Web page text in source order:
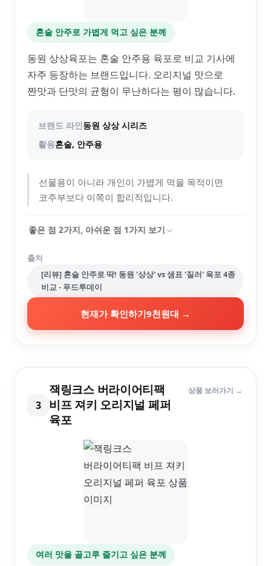
혼술 안주로 가볍게 먹고 싶은 분께
동원 상상육포는 혼술 안주용 육포로 비교 기사에
자주 등장하는 브랜드입니다. 오리지널 맛으로
짠맛과 단맛의 균형이 무난하다는 평이 많습니다.
브랜드 라인동원 상상 시리즈
활용혼술, 안주용
선물용이 아니라 개인이 가볍게 먹을 목적이면
코주부보다 이쪽이 합리적입니다.
좋은 점 2가지, 아쉬운 점 1가지 보기
출처
[리뷰] 혼술 안주로 딱! 동원 '상상' vs 샘표 '질러' 육포 4종
비교 - 푸드투데이
현재가 확인하기9천원대 →
3
잭링크스 버라이어티팩
비프 져키 오리지널 페퍼
육포
상품 보러가기 →
여러 맛을 골고루 즐기고 싶은 분께